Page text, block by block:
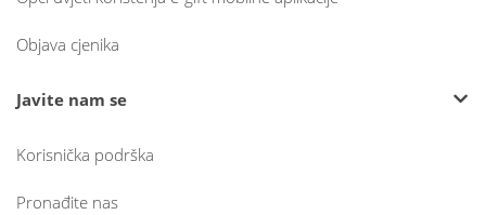
Objava cjenika
Javite nam se
Korisnička podrška
Pronađite nas